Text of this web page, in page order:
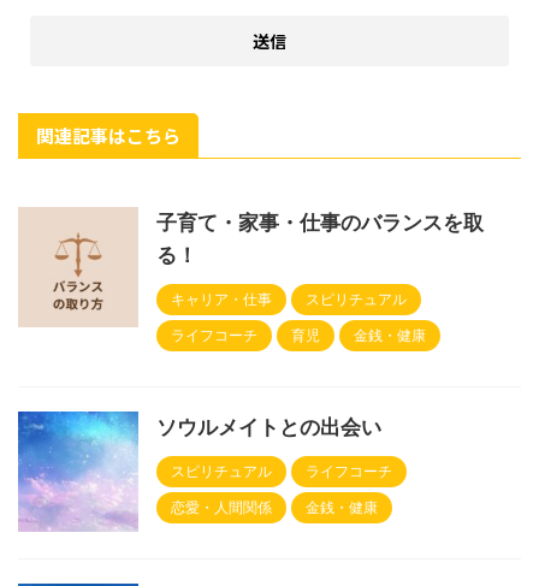
関連記事はこちら
子育て・家事・仕事のバランスを取
る！
キャリア・仕事
スピリチュアル
ライフコーチ
育児 金銭・健康
ソウルメイトとの出会い
スピリチュアル
ライフコーチ
恋愛・人間関係
金銭・健康